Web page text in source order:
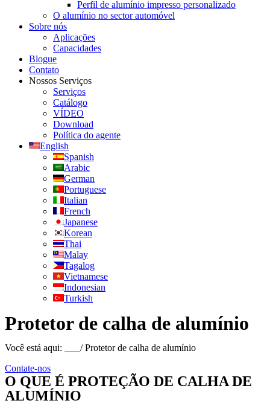
Perfil de alumínio impresso personalizado
O alumínio no sector automóvel
Sobre nós
Aplicações
Capacidades
Blogue
Contato
Nossos Serviços
Serviços
Catálogo
VÍDEO
Download
Política do agente
English
Spanish
Arabic
German
Portuguese
Italian
French
Japanese
Korean
Thai
Malay
Tagalog
Vietnamese
Indonesian
Turkish
Protetor de calha de alumínio
Você está aqui:
/ Protetor de calha de alumínio
Contate-nos
O QUE É PROTEÇÃO DE CALHA DE
ALUMÍNIO